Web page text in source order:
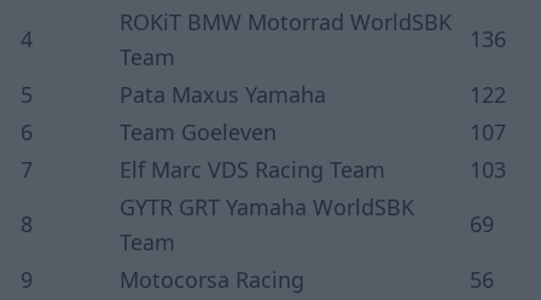
4
ROKiT BMW Motorrad WorldSBK
Team
136
5
Pata Maxus Yamaha
122
6
Team Goeleven
107
7
Elf Marc VDS Racing Team
103
8
GYTR GRT Yamaha WorldSBK
Team
69
9
Motocorsa Racing
56